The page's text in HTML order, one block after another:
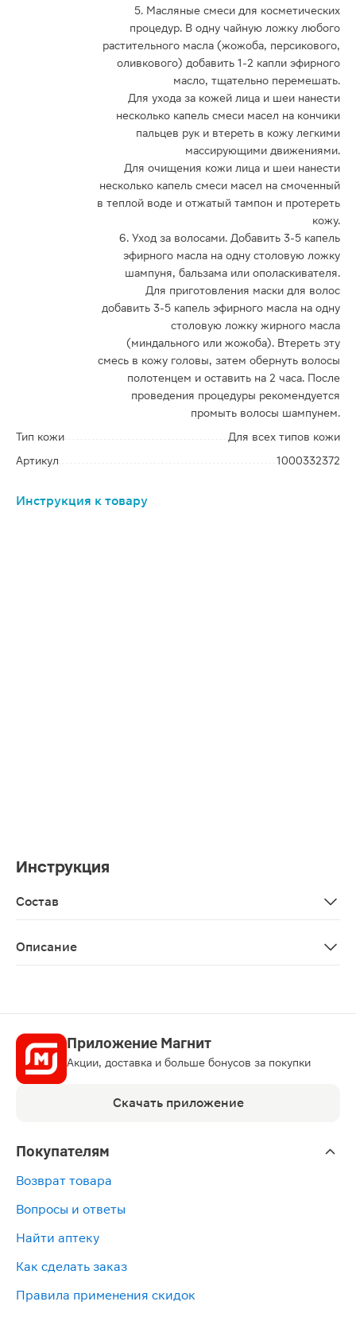
5. Масляные смеси для косметических
процедур. В одну чайную ложку любого
растительного масла (жожоба, персикового,
оливкового) добавить 1-2 капли эфирного
масло, тщательно перемешать.
Для ухода за кожей лица и шеи нанести
несколько капель смеси масел на кончики
пальцев рук и втереть в кожу легкими
массирующими движениями.
Для очищения кожи лица и шеи нанести
несколько капель смеси масел на смоченный
в теплой воде и отжатый тампон и протереть
кожу.
6. Уход за волосами. Добавить 3-5 капель
эфирного масла на одну столовую ложку
шампуня, бальзама или ополаскивателя.
Для приготовления маски для волос
добавить 3-5 капель эфирного масла на одну
столовую ложку жирного масла
(миндального или жожоба). Втереть эту
смесь в кожу головы, затем обернуть волосы
полотенцем и оставить на 2 часа. После
проведения процедуры рекомендуется
промыть волосы шампунем.
Тип кожи
Для всех типов кожи
Артикул
1000332372
Инструкция к товару
Инструкция
Состав
Описание
Приложение Магнит
Акции, доставка и больше бонусов за покупки
Скачать приложение
Покупателям
Возврат товара
Вопросы и ответы
Найти аптеку
Как сделать заказ
Правила применения скидок